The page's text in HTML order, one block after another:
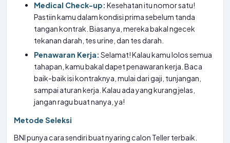
Medical Check-up: Kesehatan itu nomor satu!
Pastiin kamu dalam kondisi prima sebelum tanda
tangan kontrak. Biasanya, mereka bakal ngecek
tekanan darah, tes urine, dan tes darah.
Penawaran Kerja: Selamat! Kalau kamu lolos semua
tahapan, kamu bakal dapet penawaran kerja. Baca
baik-baik isi kontraknya, mulai dari gaji, tunjangan,
sampai aturan kerja. Kalau ada yang kurang jelas,
jangan ragu buat nanya, ya!
Metode Seleksi
BNI punya cara sendiri buat nyaring calon Teller terbaik.